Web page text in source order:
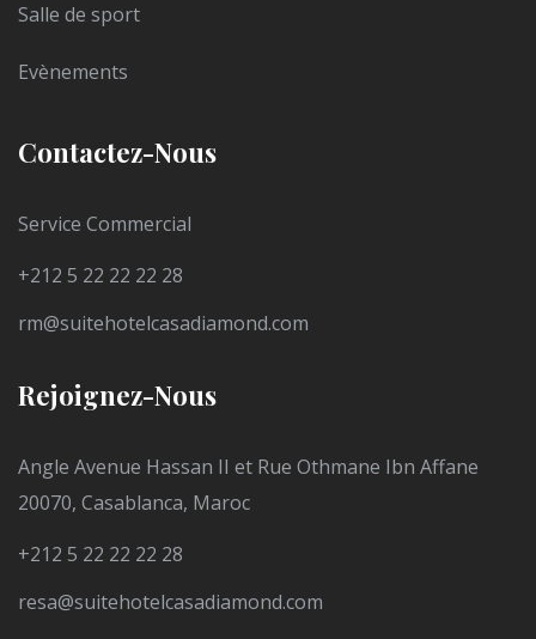
Salle de sport
Evènements
Contactez-Nous
Service Commercial
+212 5 22 22 22 28
rm@suitehotelcasadiamond.com
Rejoignez-Nous
Angle Avenue Hassan II et Rue Othmane Ibn Affane
20070, Casablanca, Maroc
+212 5 22 22 22 28
resa@suitehotelcasadiamond.com